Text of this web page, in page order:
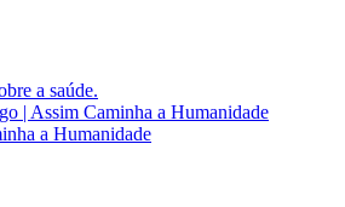
a saúde.
| Assim Caminha a Humanidade
a Humanidade